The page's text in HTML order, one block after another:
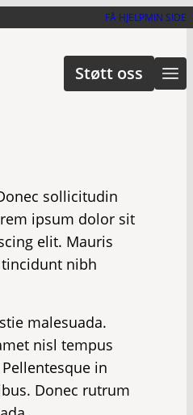
FÅ HJELPMIN SIDE
Støtt oss
sollicitudin
ipsum dolor sit
elit. Mauris
nibh
malesuada.
nisl tempus
in
Donec rutrum